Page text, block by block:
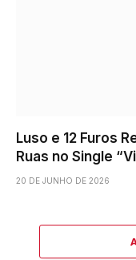
Luso e 12 Furos
Ruas no Single
20 DE JUNHO DE 2026